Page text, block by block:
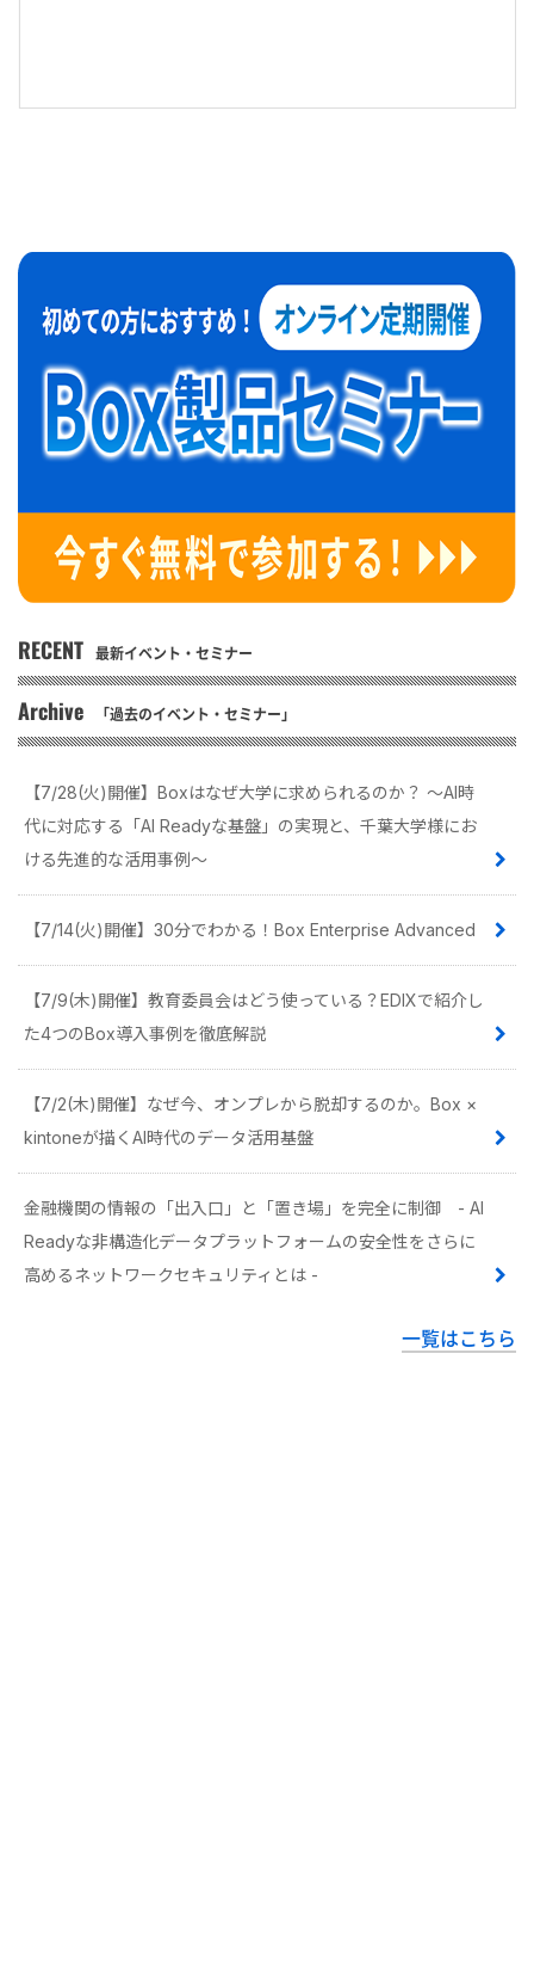
RECENT 最新イベント・セミナー
Archive 「過去のイベント・セミナー」
【7/28(火)開催】Boxはなぜ大学に求められるのか？ 〜AI時
代に対応する「AI Readyな基盤」の実現と、千葉大学様にお
ける先進的な活用事例〜
【7/14(火)開催】30分でわかる！Box Enterprise Advanced
【7/9(木)開催】教育委員会はどう使っている？EDIXで紹介し
た4つのBox導入事例を徹底解説
【7/2(木)開催】なぜ今、オンプレから脱却するのか。Box ×
kintoneが描くAI時代のデータ活用基盤
金融機関の情報の「出入口」と「置き場」を完全に制御 - AI
Readyな非構造化データプラットフォームの安全性をさらに
高めるネットワークセキュリティとは -
一覧はこちら